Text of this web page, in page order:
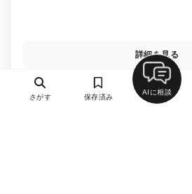
詳細を見る
さがす 保存済み
AIに相談